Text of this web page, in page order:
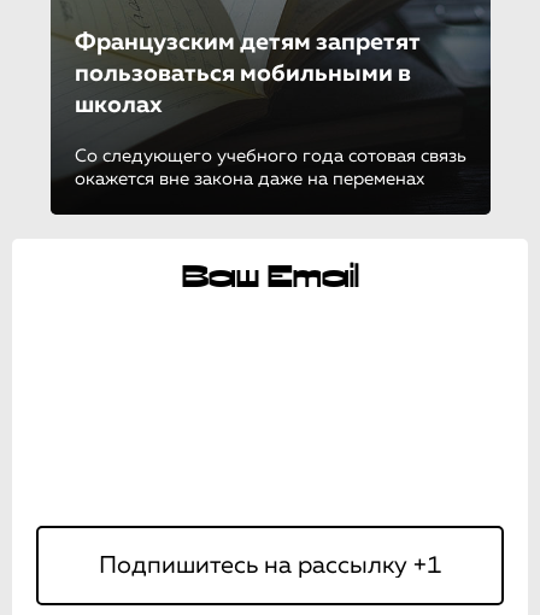
Французским детям запретят
пользоваться мобильными в
школах
Со следующего учебного года сотовая связь
окажется вне закона даже на переменах
Ваш Email